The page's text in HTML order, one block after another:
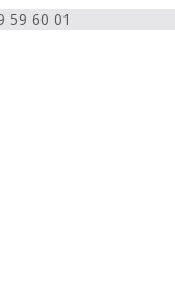
59 60 01